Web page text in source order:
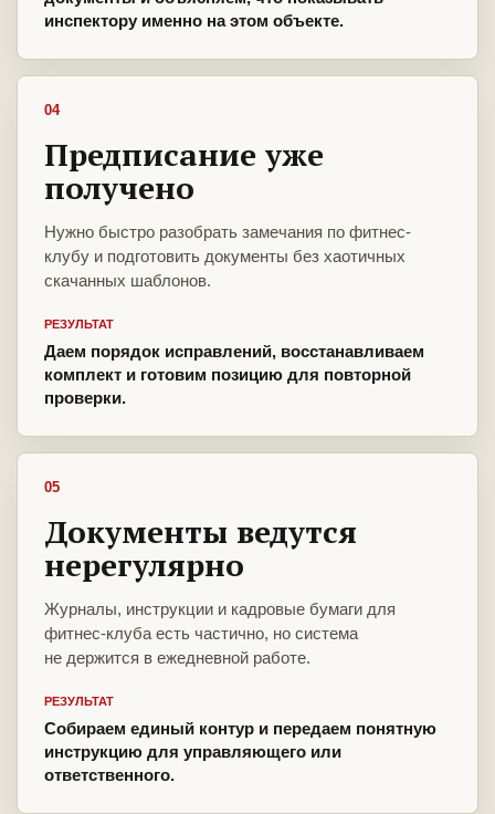
инспектору именно на этом объекте.
04
Предписание уже
получено
Нужно быстро разобрать замечания по фитнес-
клубу и подготовить документы без хаотичных
скачанных шаблонов.
РЕЗУЛЬТАТ
Даем порядок исправлений, восстанавливаем
комплект и готовим позицию для повторной
проверки.
05
Документы ведутся
нерегулярно
Журналы, инструкции и кадровые бумаги для
фитнес-клуба есть частично, но система
не держится в ежедневной работе.
РЕЗУЛЬТАТ
Собираем единый контур и передаем понятную
инструкцию для управляющего или
ответственного.